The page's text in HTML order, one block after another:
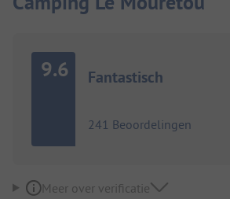
9.6 Fantastisch
241 Beoordelingen
Meer over verificatie